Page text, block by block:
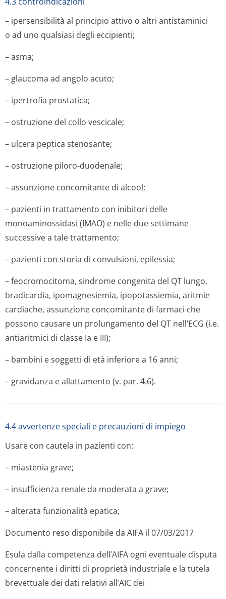
– ipersensibilità al principio attivo o altri antistaminici
o ad uno qualsiasi degli eccipienti;
– asma;
– glaucoma ad angolo acuto;
– ipertrofia prostatica;
– ostruzione del collo vescicale;
– ulcera peptica stenosante;
– ostruzione piloro-duodenale;
– assunzione concomitante di alcool;
– pazienti in trattamento con inibitori delle
monoaminossidasi (IMAO) e nelle due settimane
successive a tale trattamento;
– pazienti con storia di convulsioni, epilessia;
– feocromocitoma, sindrome congenita del QT lungo,
bradicardia, ipomagnesiemia, ipopotassiemia, aritmie
cardiache, assunzione concomitante di farmaci che
possono causare un prolungamento del QT nell’ECG (i.e.
antiaritmici di classe Ia e III);
– bambini e soggetti di età inferiore a 16 anni;
– gravidanza e allattamento (v. par. 4.6).
4.4 avvertenze speciali e precauzioni di impiego
Usare con cautela in pazienti con:
– miastenia grave;
– insufficienza renale da moderata a grave;
– alterata funzionalità epatica;
Documento reso disponibile da AIFA il 07/03/2017
Esula dalla competenza dell’AIFA ogni eventuale disputa
concernente i diritti di proprietà industriale e la tutela
brevettuale dei dati relativi all’AIC dei